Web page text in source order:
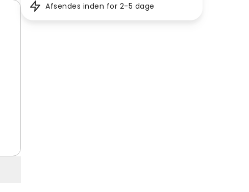
Afsendes inden for 2-5 dage